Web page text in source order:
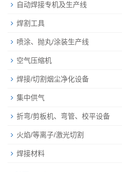
自动焊接专机及生产线
焊割工具
喷涂、抛丸/涂装生产线
空气压缩机
焊接/切割烟尘净化设备
集中供气
折弯/剪板机、弯管、校平设备
火焰/等离子/激光切割
焊接材料